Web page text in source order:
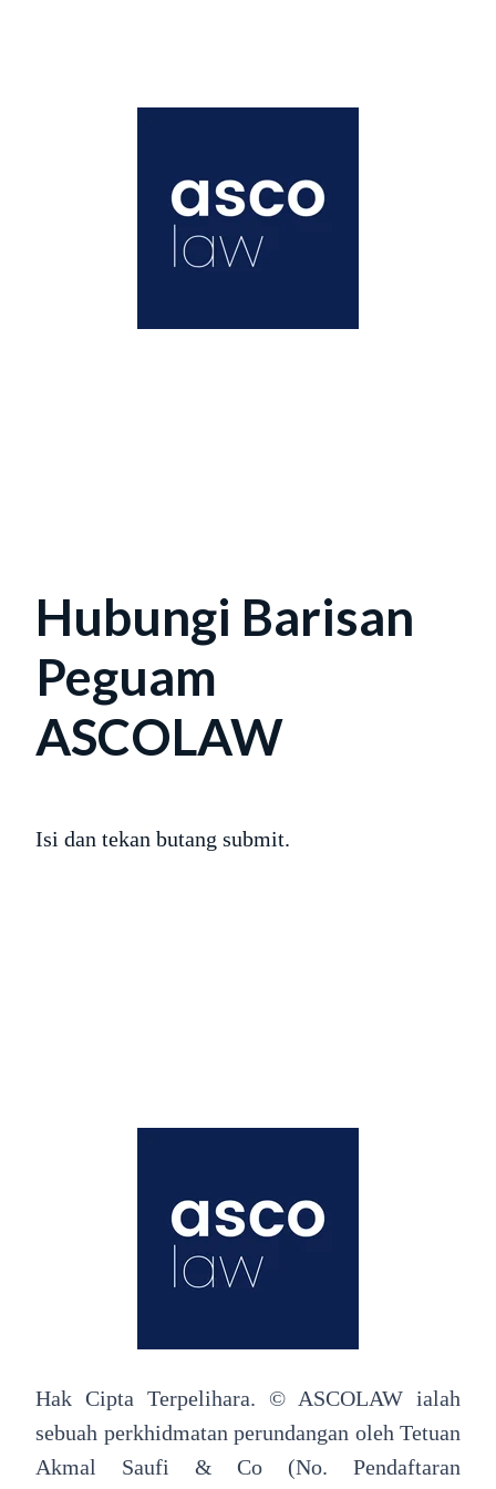
Hubungi Barisan
Peguam
ASCOLAW
Isi dan tekan butang submit.
Hak Cipta Terpelihara. © ASCOLAW ialah
sebuah perkhidmatan perundangan oleh Tetuan
Akmal Saufi & Co (No. Pendaftaran